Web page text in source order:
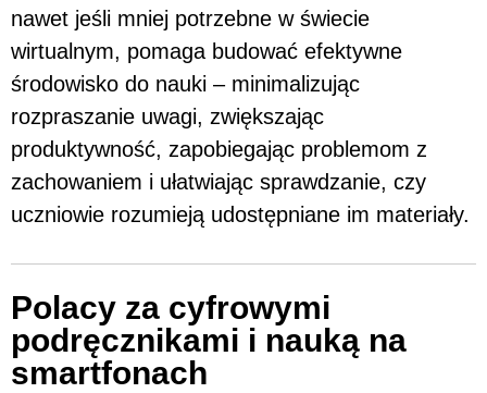
nawet jeśli mniej potrzebne w świecie
wirtualnym, pomaga budować efektywne
środowisko do nauki – minimalizując
rozpraszanie uwagi, zwiększając
produktywność, zapobiegając problemom z
zachowaniem i ułatwiając sprawdzanie, czy
uczniowie rozumieją udostępniane im materiały.
Polacy za cyfrowymi
podręcznikami i nauką na
smartfonach